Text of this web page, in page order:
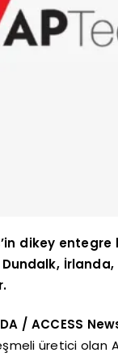
dikey
/ ACCESS
üretici olan